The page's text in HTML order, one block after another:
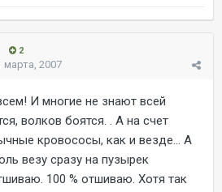
2
марта, 2007
И многие не знают всей
волков боятся. . А на счет
кровососы, как и везде... А
везу сразу на пузырек
100 % отшиваю. Хотя так